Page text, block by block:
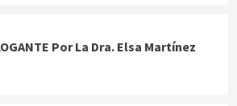
Por La Dra. Elsa Martínez